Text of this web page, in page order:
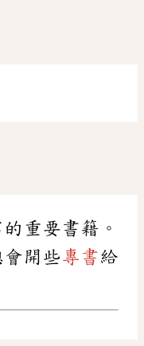
重要書籍。
開些專書給